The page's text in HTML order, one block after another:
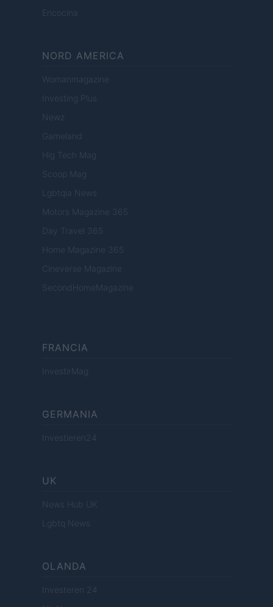
Encocina
NORD AMERICA
Womanmagazine
Investing Plus
Newz
Gameland
Hig Tech Mag
Scoop Mag
Lgbtqia News
Motors Magazine 365
Day Travel 365
Home Magazine 365
Cineverse Magazine
SecondHomeMagazine
FRANCIA
InvestirMag
GERMANIA
Investieren24
UK
News Hub UK
Lgbtq News
OLANDA
Investeren 24